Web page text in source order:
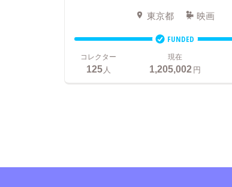
東京都 映画
FUNDED
コレクター
125人
現在
1,205,002円